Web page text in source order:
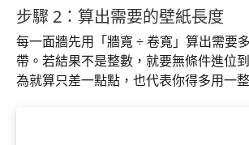
步驟 2：算出需要的壁紙長度
每一面牆先用「牆寬 ÷ 卷寬」算出需要
帶。若結果不是整數，就要無條件進位
為就算只差一點點，也代表你得多用一整